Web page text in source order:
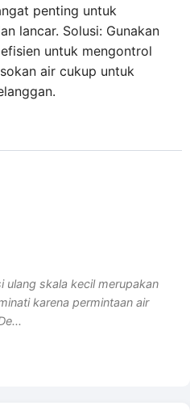
penting untuk
lancar. Solusi: Gunakan
untuk mengontrol
air cukup untuk
ulang skala kecil merupakan
karena permintaan air